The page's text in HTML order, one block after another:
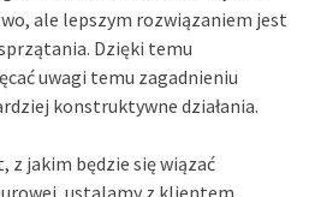
ale lepszym rozwiązaniem jest
Dzięki temu
uwagi temu zagadnieniu
konstruktywne działania.
z jakim będzie się wiązać